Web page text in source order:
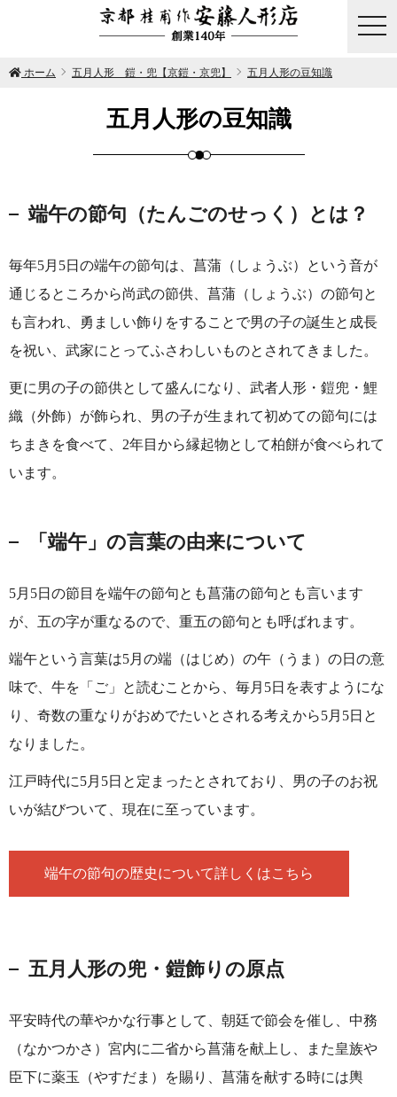
ホーム 五月人形 鎧・兜【京鎧・京兜】 五月人形の豆知識
五月人形の豆知識
端午の節句（たんごのせっく）とは？
毎年5月5日の端午の節句は、菖蒲（しょうぶ）という音が
通じるところから尚武の節供、菖蒲（しょうぶ）の節句と
も言われ、勇ましい飾りをすることで男の子の誕生と成長
を祝い、武家にとってふさわしいものとされてきました。
更に男の子の節供として盛んになり、武者人形・鎧兜・鯉
織（外飾）が飾られ、男の子が生まれて初めての節句には
ちまきを食べて、2年目から縁起物として柏餅が食べられて
います。
「端午」の言葉の由来について
5月5日の節目を端午の節句とも菖蒲の節句とも言います
が、五の字が重なるので、重五の節句とも呼ばれます。
端午という言葉は5月の端（はじめ）の午（うま）の日の意
味で、牛を「ご」と読むことから、毎月5日を表すようにな
り、奇数の重なりがおめでたいとされる考えから5月5日と
なりました。
江戸時代に5月5日と定まったとされており、男の子のお祝
いが結びついて、現在に至っています。
端午の節句の歴史について詳しくはこちら
五月人形の兜・鎧飾りの原点
平安時代の華やかな行事として、朝廷で節会を催し、中務
（なかつかさ）宮内に二省から菖蒲を献上し、また皇族や
臣下に薬玉（やすだま）を賜り、菖蒲を献する時には輿